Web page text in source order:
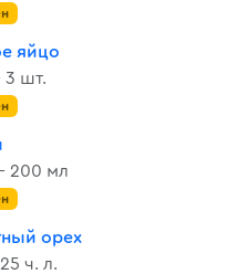
яйцо
шт.
200 мл
орех
ч. л.